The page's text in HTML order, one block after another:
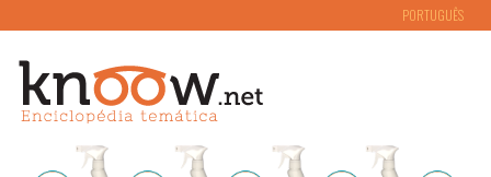
PORTUGUÊS